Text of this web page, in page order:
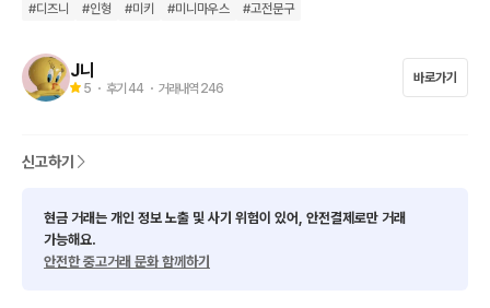
#디즈니 #인형 #미키 #미니마우스 #고전문구
J니
5 ・ 후기 44 ・ 거래내역 246
바로가기
신고하기
현금 거래는 개인 정보 노출 및 사기 위험이 있어, 안전결제로만 거래
가능해요.
안전한 중고거래 문화 함께하기